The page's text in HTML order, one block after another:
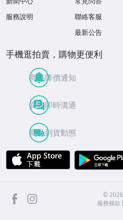
服務說明
聯絡客服
最新公告
手機逛拍賣，購物更便利
商品降價通知
買賣即時溝通
商品到貨動態
APP Store
facebook ©2026
服務條款